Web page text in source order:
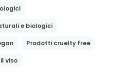
e biologici
Prodotti cruelty free
viso